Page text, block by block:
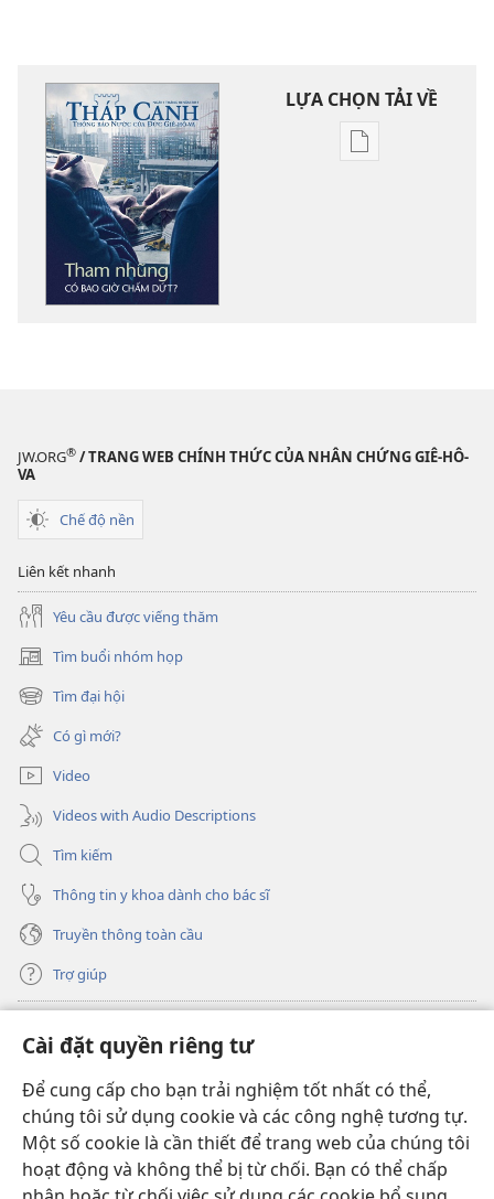
Cài đặt quyền riêng tư
Để cung cấp cho bạn trải nghiệm tốt nhất có thể,
chúng tôi sử dụng cookie và các công nghệ tương tự.
Một số cookie là cần thiết để trang web của chúng tôi
hoạt động và không thể bị từ chối. Bạn có thể chấp
LỰA CHỌN TẢI VỀ
Tùy
Tháng
JW.ORG® / TRANG WEB CHÍNH THỨC CỦA NHÂN CHỨNG GIÊ-HÔ-
VA
Chế độ nền
Liên kết nhanh
Yêu cầu được viếng thăm
Tìm buổi nhóm họp
(mở
cửa
sổ
mới)
Tìm đại hội
(mở
cửa
sổ
mới)
Có gì mới?
Video
Videos with Audio Descriptions
Tìm kiếm
Thông tin y khoa dành cho bác sĩ
Truyền thông toàn cầu
Trợ giúp
(mở
cửa
sổ
mới)
THƯ VIỆN TRỰC TUYẾN Tháp Canh
(mở
cửa
sổ
mới)
JW Hub ®
(mở
cửa
sổ
JW Library